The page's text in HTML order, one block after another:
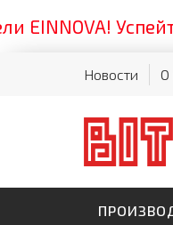
Успейте
Новости О